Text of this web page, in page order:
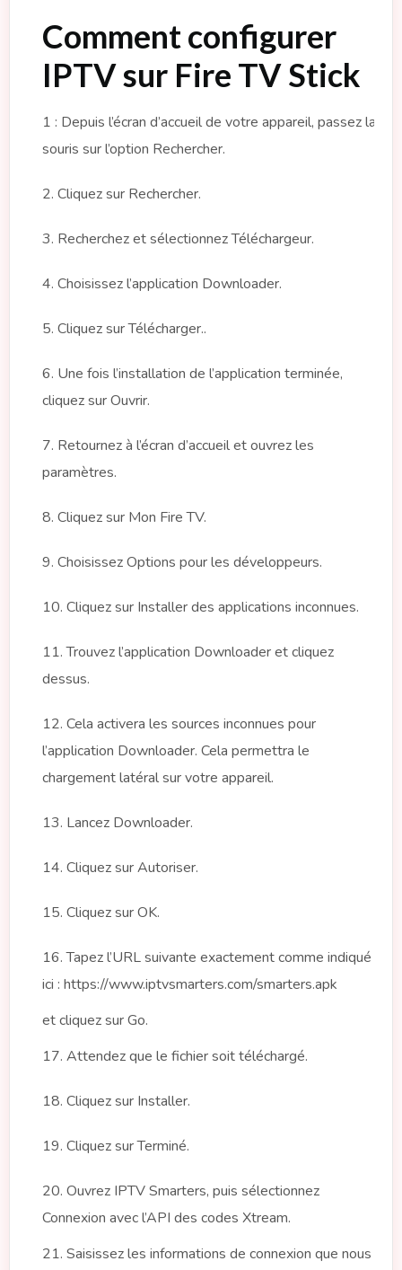
Comment configurer
IPTV sur Fire TV Stick
1 : Depuis l’écran d’accueil de votre appareil, passez la
souris sur l’option Rechercher.
2. Cliquez sur Rechercher.
3. Recherchez et sélectionnez Téléchargeur.
4. Choisissez l’application Downloader.
5. Cliquez sur Télécharger..
6. Une fois l’installation de l’application terminée,
cliquez sur Ouvrir.
7. Retournez à l’écran d’accueil et ouvrez les
paramètres.
8. Cliquez sur Mon Fire TV.
9. Choisissez Options pour les développeurs.
10. Cliquez sur Installer des applications inconnues.
11. Trouvez l’application Downloader et cliquez
dessus.
12. Cela activera les sources inconnues pour
l’application Downloader. Cela permettra le
chargement latéral sur votre appareil.
13. Lancez Downloader.
14. Cliquez sur Autoriser.
15. Cliquez sur OK.
16. Tapez l’URL suivante exactement comme indiqué
ici : https://www.iptvsmarters.com/smarters.apk
et cliquez sur Go.
17. Attendez que le fichier soit téléchargé.
18. Cliquez sur Installer.
19. Cliquez sur Terminé.
20. Ouvrez IPTV Smarters, puis sélectionnez
Connexion avec l’API des codes Xtream.
21. Saisissez les informations de connexion que nous